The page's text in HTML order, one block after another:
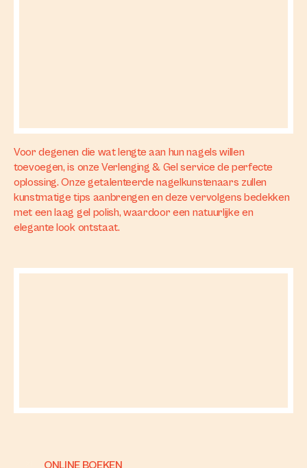
Voor degenen die wat lengte aan hun nagels willen
toevoegen, is onze Verlenging & Gel service de perfecte
oplossing. Onze getalenteerde nagelkunstenaars zullen
kunstmatige tips aanbrengen en deze vervolgens bedekken
met een laag gel polish, waardoor een natuurlijke en
elegante look ontstaat.
ONLINE BOEKEN